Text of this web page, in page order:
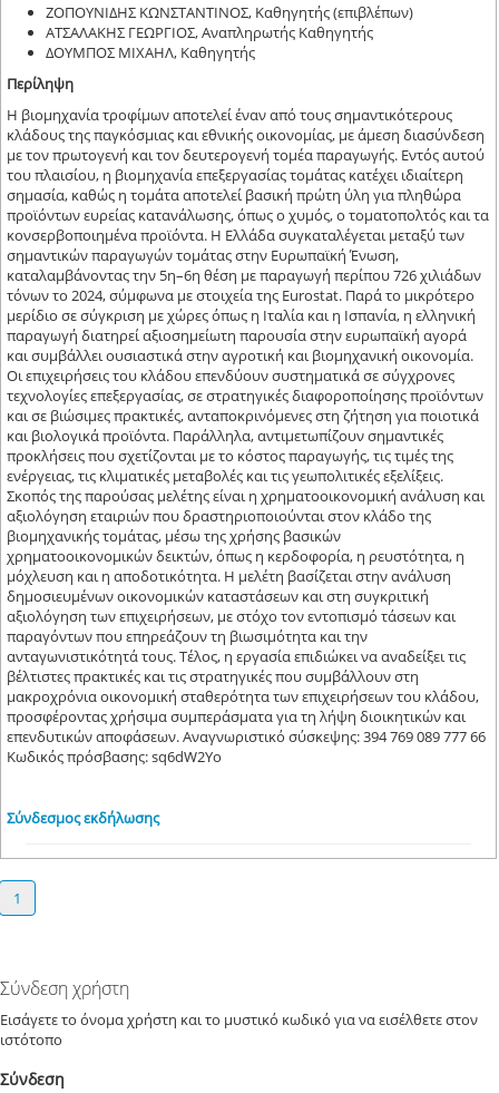
ΖΟΠΟΥΝΙΔΗΣ ΚΩΝΣΤΑΝΤΙΝΟΣ, Καθηγητής (επιβλέπων)
ΑΤΣΑΛΑΚΗΣ ΓΕΩΡΓΙΟΣ, Αναπληρωτής Καθηγητής
ΔΟΥΜΠΟΣ ΜΙΧΑΗΛ, Καθηγητής
Περίληψη
Η βιομηχανία τροφίμων αποτελεί έναν από τους σημαντικότερους
κλάδους της παγκόσμιας και εθνικής οικονομίας, με άμεση διασύνδεση
με τον πρωτογενή και τον δευτερογενή τομέα παραγωγής. Εντός αυτού
του πλαισίου, η βιομηχανία επεξεργασίας τομάτας κατέχει ιδιαίτερη
σημασία, καθώς η τομάτα αποτελεί βασική πρώτη ύλη για πληθώρα
προϊόντων ευρείας κατανάλωσης, όπως ο χυμός, ο τοματοπολτός και τα
κονσερβοποιημένα προϊόντα. Η Ελλάδα συγκαταλέγεται μεταξύ των
σημαντικών παραγωγών τομάτας στην Ευρωπαϊκή Ένωση,
καταλαμβάνοντας την 5η–6η θέση με παραγωγή περίπου 726 χιλιάδων
τόνων το 2024, σύμφωνα με στοιχεία της Eurostat. Παρά το μικρότερο
μερίδιο σε σύγκριση με χώρες όπως η Ιταλία και η Ισπανία, η ελληνική
παραγωγή διατηρεί αξιοσημείωτη παρουσία στην ευρωπαϊκή αγορά
και συμβάλλει ουσιαστικά στην αγροτική και βιομηχανική οικονομία.
Οι επιχειρήσεις του κλάδου επενδύουν συστηματικά σε σύγχρονες
τεχνολογίες επεξεργασίας, σε στρατηγικές διαφοροποίησης προϊόντων
και σε βιώσιμες πρακτικές, ανταποκρινόμενες στη ζήτηση για ποιοτικά
και βιολογικά προϊόντα. Παράλληλα, αντιμετωπίζουν σημαντικές
προκλήσεις που σχετίζονται με το κόστος παραγωγής, τις τιμές της
ενέργειας, τις κλιματικές μεταβολές και τις γεωπολιτικές εξελίξεις.
Σκοπός της παρούσας μελέτης είναι η χρηματοοικονομική ανάλυση και
αξιολόγηση εταιριών που δραστηριοποιούνται στον κλάδο της
βιομηχανικής τομάτας, μέσω της χρήσης βασικών
χρηματοοικονομικών δεικτών, όπως η κερδοφορία, η ρευστότητα, η
μόχλευση και η αποδοτικότητα. Η μελέτη βασίζεται στην ανάλυση
δημοσιευμένων οικονομικών καταστάσεων και στη συγκριτική
αξιολόγηση των επιχειρήσεων, με στόχο τον εντοπισμό τάσεων και
παραγόντων που επηρεάζουν τη βιωσιμότητα και την
ανταγωνιστικότητά τους. Τέλος, η εργασία επιδιώκει να αναδείξει τις
βέλτιστες πρακτικές και τις στρατηγικές που συμβάλλουν στη
μακροχρόνια οικονομική σταθερότητα των επιχειρήσεων του κλάδου,
προσφέροντας χρήσιμα συμπεράσματα για τη λήψη διοικητικών και
επενδυτικών αποφάσεων. Αναγνωριστικό σύσκεψης: 394 769 089 777 66
Κωδικός πρόσβασης: sq6dW2Yo
Σύνδεσμος εκδήλωσης
1
Σύνδεση χρήστη
Εισάγετε το όνομα χρήστη και το μυστικό κωδικό για να εισέλθετε στον
ιστότοπο
Σύνδεση